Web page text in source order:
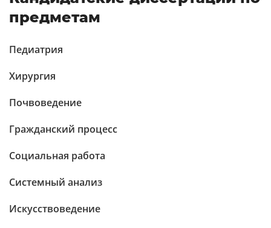
предметам
Педиатрия
Хирургия
Почвоведение
Гражданский процесс
Социальная работа
Системный анализ
Искусствоведение